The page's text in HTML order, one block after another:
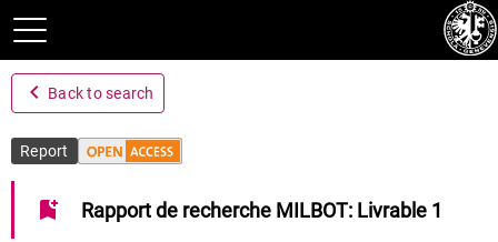
navigate_before Back to search
Report
bookmark_add Rapport de recherche MILBOT: Livrable 1